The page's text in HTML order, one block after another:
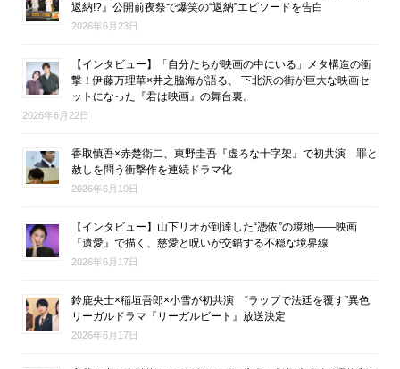
返納!?』公開前夜祭で爆笑の“返納”エピソードを告白
2026年6月23日
【インタビュー】「自分たちが映画の中にいる」メタ構造の衝
撃！伊藤万理華×井之脇海が語る、 下北沢の街が巨大な映画セ
ットになった『君は映画』の舞台裏。
2026年6月22日
香取慎吾×赤楚衛二、東野圭吾『虚ろな十字架』で初共演 罪と
赦しを問う衝撃作を連続ドラマ化
2026年6月19日
【インタビュー】山下リオが到達した“憑依”の境地――映画
『遺愛』で描く、慈愛と呪いが交錯する不穏な境界線
2026年6月17日
鈴鹿央士×稲垣吾郎×小雪が初共演 “ラップで法廷を覆す”異色
リーガルドラマ『リーガルビート』放送決定
2026年6月17日